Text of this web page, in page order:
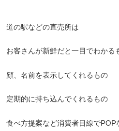
道の駅などの直売所は
お客さんが新鮮だと一目でわかる
顔、名前を表示してくれるもの
定期的に持ち込んでくれるもの
食べ方提案など消費者目線でPOP